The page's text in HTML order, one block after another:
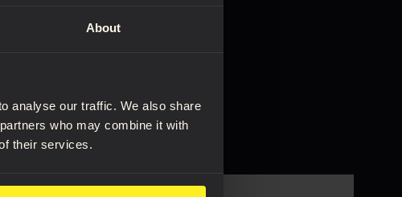
About
analyse our traffic. We also share
who may combine it with
their services.
Lire le blog complet